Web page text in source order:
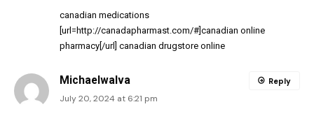
canadian medications
[url=http://canadapharmast.com/#]canadian online
pharmacy[/url] canadian drugstore online
MichaelwaIva
July 20, 2024 at 6:21 pm
Reply